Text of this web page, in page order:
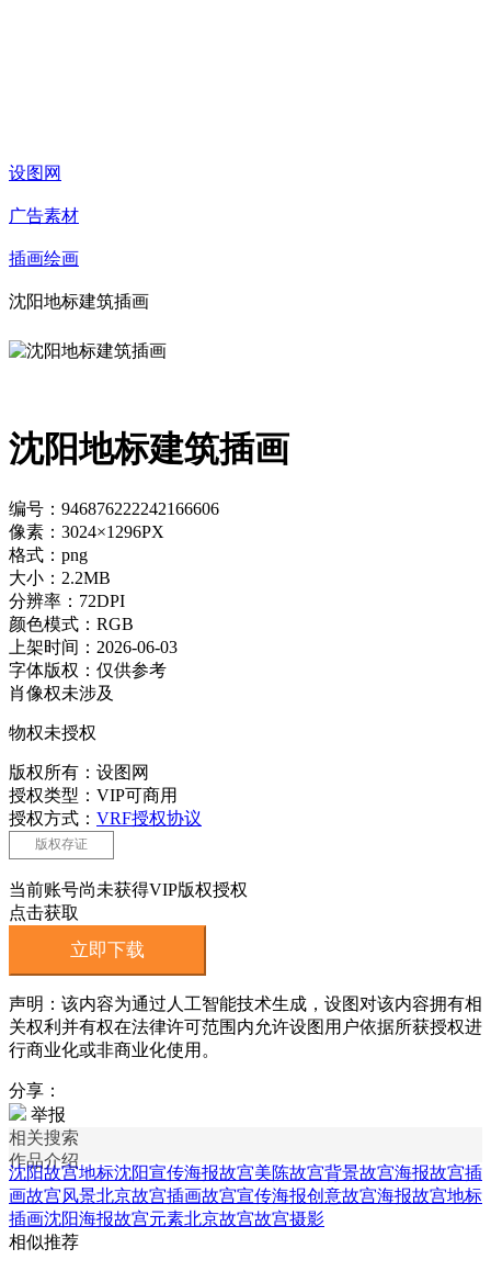
设图网
广告素材
插画绘画
沈阳地标建筑插画
沈阳地标建筑插画
编号：946876222242166606
像素：3024×1296PX
格式：png
大小：2.2MB
分辨率：72DPI
颜色模式：RGB
上架时间：2026-06-03
字体版权：仅供参考
肖像权未涉及
物权未授权
版权所有：设图网
授权类型：VIP可商用
授权方式： VRF授权协议
版权存证
当前账号尚未获得VIP版权授权
点击获取
立即下载
声明：该内容为通过人工智能技术生成，设图对该内容拥有相
关权利并有权在法律许可范围内允许设图用户依据所获授权进
行商业化或非商业化使用。
分享：
举报
相关搜索
作品介绍
沈阳故宫地标沈阳宣传海报故宫美陈故宫背景故宫海报故宫插
画故宫风景北京故宫插画故宫宣传海报创意故宫海报故宫地标
插画沈阳海报故宫元素北京故宫故宫摄影
相似推荐